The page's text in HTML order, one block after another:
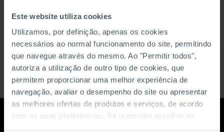
Este website utiliza cookies
Utilizamos, por definição, apenas os cookies
necessários ao normal funcionamento do site, permitindo
que navegue através do mesmo. Ao "Permitir todos",
autoriza a utilização de outro tipo de cookies, que
permitem proporcionar uma melhor experiência de
navegação, avaliar o desempenho do site ou apresentar
as melhores ofertas de produtos e serviços, de acordo
com as suas preferências. Se pretender escolher os